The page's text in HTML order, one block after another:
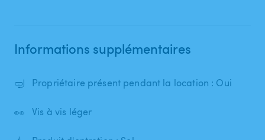
Informations supplémentaires
🤿 Propriétaire présent pendant la location : Oui
👀 Vis à vis léger